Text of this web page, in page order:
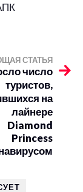
СТАТЬЯ
число
туристов,
на
лайнере
Diamond
Princess